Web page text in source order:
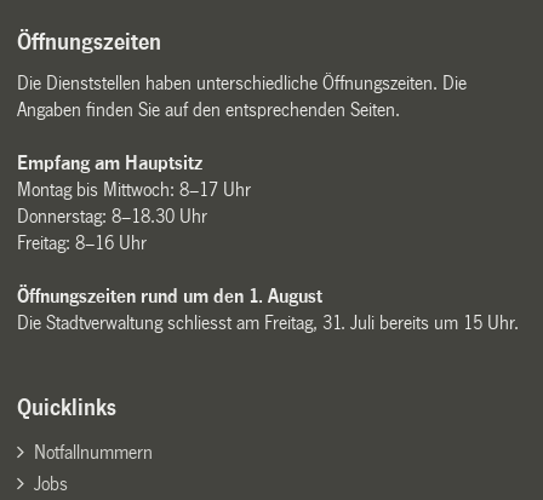
Öffnungszeiten
Die Dienststellen haben unterschiedliche Öffnungszeiten. Die
Angaben finden Sie auf den entsprechenden Seiten.
Empfang am Hauptsitz
Montag bis Mittwoch: 8–17 Uhr
Donnerstag: 8–18.30 Uhr
Freitag: 8–16 Uhr
Öffnungszeiten rund um den 1. August
Die Stadtverwaltung schliesst am Freitag, 31. Juli bereits um 15 Uhr.
Quicklinks
Notfallnummern
Jobs